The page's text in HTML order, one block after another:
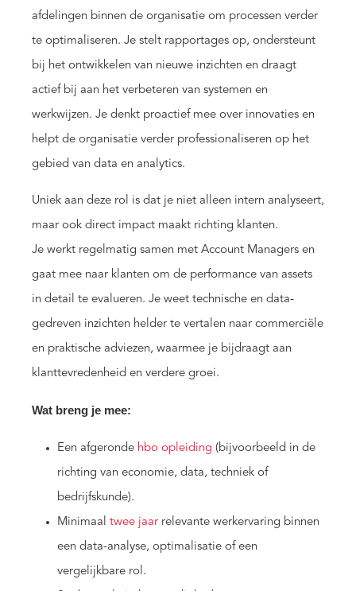
afdelingen binnen de organisatie om processen verder
te optimaliseren. Je stelt rapportages op, ondersteunt
bij het ontwikkelen van nieuwe inzichten en draagt
actief bij aan het verbeteren van systemen en
werkwijzen. Je denkt proactief mee over innovaties en
helpt de organisatie verder professionaliseren op het
gebied van data en analytics.
Uniek aan deze rol is dat je niet alleen intern analyseert,
maar ook direct impact maakt richting klanten.
Je werkt regelmatig samen met Account Managers en
gaat mee naar klanten om de performance van assets
in detail te evalueren. Je weet technische en data-
gedreven inzichten helder te vertalen naar commerciële
en praktische adviezen, waarmee je bijdraagt aan
klanttevredenheid en verdere groei.
Wat breng je mee:
Een afgeronde hbo opleiding (bijvoorbeeld in de
richting van economie, data, techniek of
bedrijfskunde).
Minimaal twee jaar relevante werkervaring binnen
een data-analyse, optimalisatie of een
vergelijkbare rol.